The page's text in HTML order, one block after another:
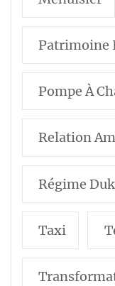
Patrimoine
Pompe À
Relation
Régime
Taxi